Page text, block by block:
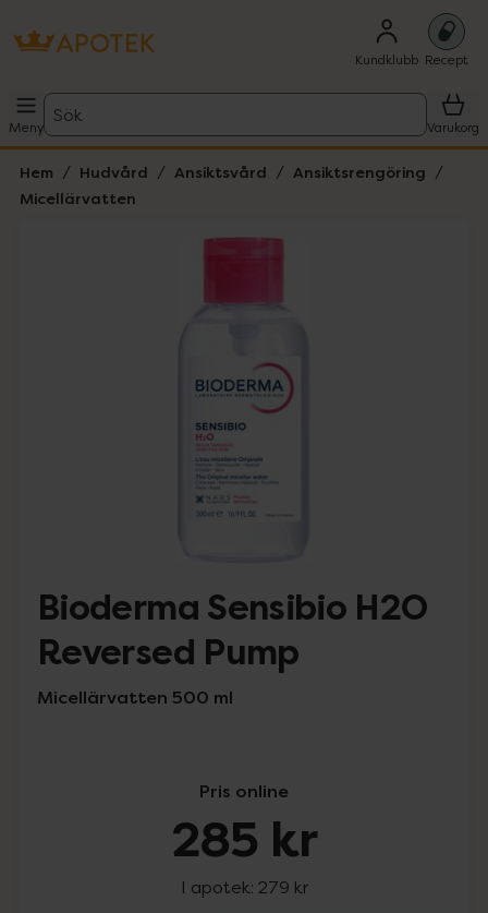
Kundklubb Recept
Meny
Sök
Varukorg
Hem Hudvård Ansiktsvård
Ansiktsrengöring
Micellärvatten
Bioderma Sensibio H2O
Reversed Pump
Micellärvatten 500 ml
Pris online
285 kr
I apotek: 279 kr